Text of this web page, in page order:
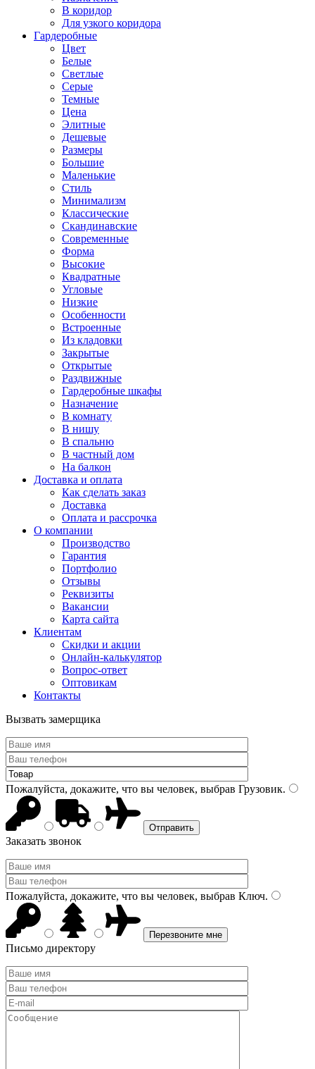
В коридор
Для узкого коридора
Гардеробные
Цвет
Белые
Светлые
Серые
Темные
Цена
Элитные
Дешевые
Размеры
Большие
Маленькие
Стиль
Минимализм
Классические
Скандинавские
Современные
Форма
Высокие
Квадратные
Угловые
Низкие
Особенности
Встроенные
Из кладовки
Закрытые
Открытые
Раздвижные
Гардеробные шкафы
Назначение
В комнату
В нишу
В спальню
В частный дом
На балкон
Доставка и оплата
Как сделать заказ
Доставка
Оплата и рассрочка
О компании
Производство
Гарантия
Портфолио
Отзывы
Реквизиты
Вакансии
Карта сайта
Клиентам
Скидки и акции
Онлайн-калькулятор
Вопрос-ответ
Оптовикам
Контакты
Вызвать замерщика
Пожалуйста, докажите, что вы человек, выбрав Грузовик.
Заказать звонок
Пожалуйста, докажите, что вы человек, выбрав Ключ.
Письмо директору